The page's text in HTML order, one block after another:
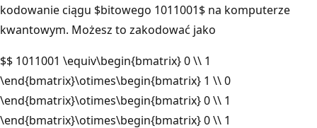
kodowanie ciągu $bitowego 1011001$ na komputerze
kwantowym. Możesz to zakodować jako
$$ 1011001 \equiv\begin{bmatrix} 0 \\ 1
\end{bmatrix}\otimes\begin{bmatrix} 1 \\ 0
\end{bmatrix}\otimes\begin{bmatrix} 0 \\ 1
\end{bmatrix}\otimes\begin{bmatrix} 0 \\ 1